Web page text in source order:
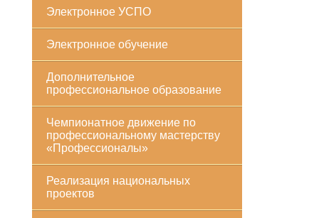
Электронное УСПО
Электронное обучение
Дополнительное
профессиональное образование
Чемпионатное движение по
профессиональному мастерству
«Профессионалы»
Реализация национальных
проектов